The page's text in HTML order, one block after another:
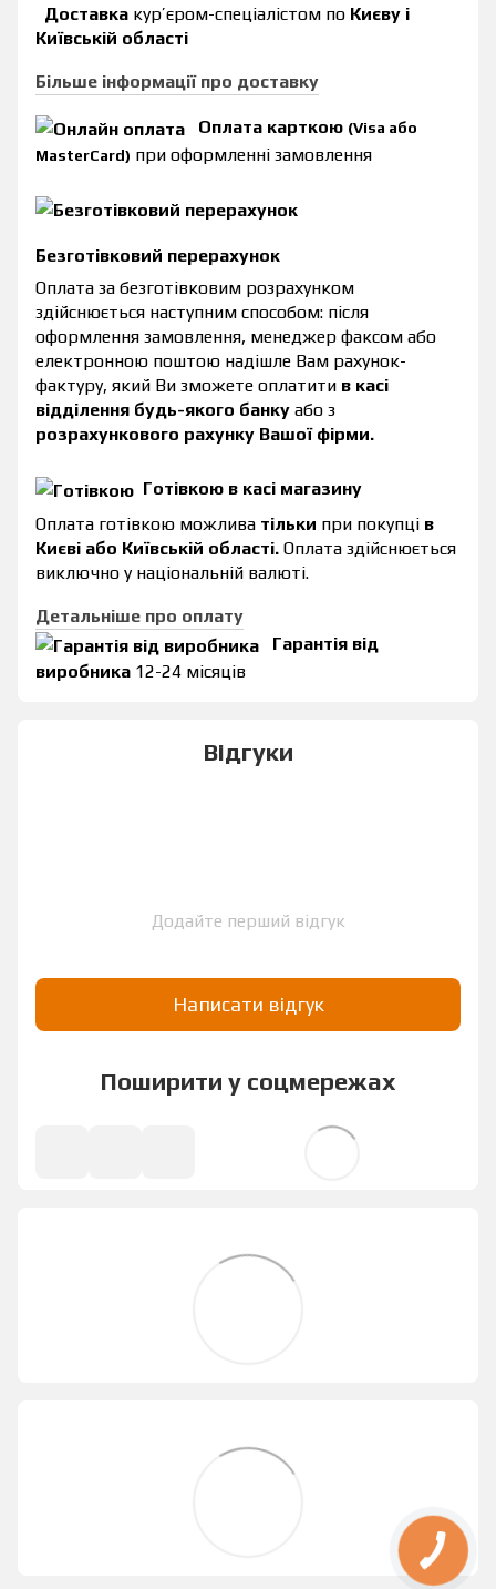
Доставка кур’єром-спеціалістом по Києву і
Київській області
Більше інформації про доставку
Оплата карткою (Visa або
MasterCard) при оформленні замовлення
Безготівковий перерахунок
Оплата за безготівковим розрахунком
здійснюється наступним способом: після
оформлення замовлення, менеджер факсом або
електронною поштою надішле Вам рахунок-
фактуру, який Ви зможете оплатити в касі
відділення будь-якого банку або з
розрахункового рахунку Вашої фірми.
Готівкою в касі магазину
Оплата готівкою можлива тільки при покупці в
Києві або Київській області. Оплата здійснюється
виключно у національній валюті.
Детальніше про оплату
Гарантія від
виробника 12-24 місяців
Відгуки
Додайте перший відгук
Написати відгук
Поширити у соцмережах